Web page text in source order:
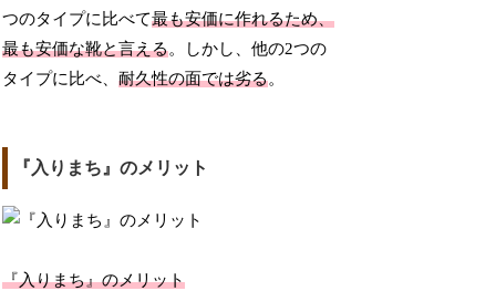
つのタイプに比べて最も安価に作れるため、
最も安価な靴と言える。しかし、他の2つの
タイプに比べ、耐久性の面では劣る。
『入りまち』のメリット
『入りまち』のメリット